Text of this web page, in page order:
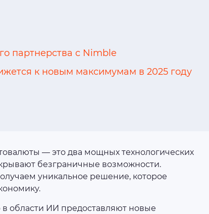
партнерства с Nimble
к новым максимумам в 2025 году
— это два мощных технологических
безграничные возможности.
уникальное решение, которое
области ИИ предоставляют новые